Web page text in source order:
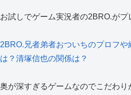
お試しでゲーム実況者の2BRO.がプ
2BRO.兄者弟者おついちのプロフや
は？清塚信也の関係は？
奥が深すぎるゲームなのでこだわ